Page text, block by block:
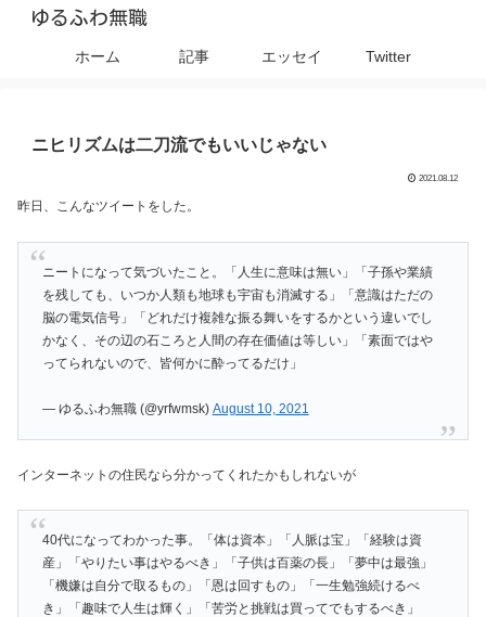
ゆるふわ無職
ホーム 記事 エッセイ Twitter
ニヒリズムは二刀流でもいいじゃない
2021.08.12
昨日、こんなツイートをした。
ニートになって気づいたこと。「人生に意味は無い」「子孫や業績
を残しても、いつか人類も地球も宇宙も消滅する」「意識はただの
脳の電気信号」「どれだけ複雑な振る舞いをするかという違いでし
かなく、その辺の石ころと人間の存在価値は等しい」「素面ではや
ってられないので、皆何かに酔ってるだけ」
— ゆるふわ無職 (@yrfwmsk) August 10, 2021
インターネットの住民なら分かってくれたかもしれないが
40代になってわかった事。「体は資本」「人脈は宝」「経験は資
産」「やりたい事はやるべき」「子供は百薬の長」「夢中は最強」
「機嫌は自分で取るもの」「恩は回すもの」「一生勉強続けるべ
き」「趣味で人生は輝く」「苦労と挑戦は買ってでもするべき」